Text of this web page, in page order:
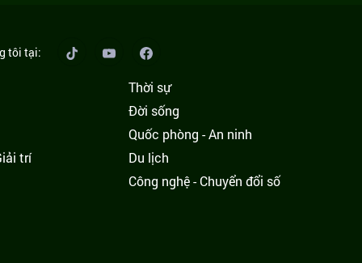
tôi tại:
Thời sự
Đời sống
Quốc phòng - An ninh
trí
Du lịch
Công nghệ - Chuyển đổi số